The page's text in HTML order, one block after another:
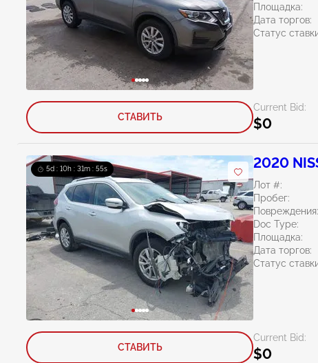
Площадка:
Дата торгов:
Статус
Current Bid:
$0
СТАВИТЬ
5d : 10h : 31m : 54s 2020
Лот #:
Пробег:
Повреждения:
Doc Type:
Площадка:
Дата торгов:
Статус
Current Bid:
$0
СТАВИТЬ